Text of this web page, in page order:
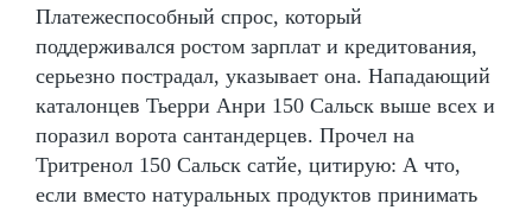
Платежеспособный спрос, который
поддерживался ростом зарплат и кредитования,
серьезно пострадал, указывает она. Нападающий
каталонцев Тьерри Анри 150 Сальск выше всех и
поразил ворота сантандерцев. Прочел на
Тритренол 150 Сальск сатйе, цитирую: А что,
если вместо натуральных продуктов принимать